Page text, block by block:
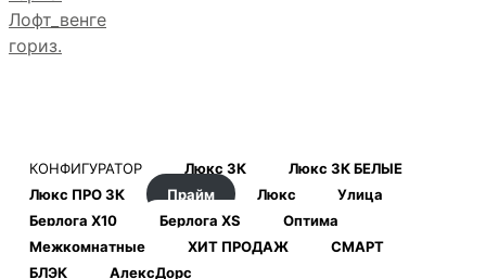
Лофт_венге
гориз.
КОНФИГУРАТОР Люкс 3К
Люкс 3К БЕЛЫЕ
Люкс ПРО 3К
Прайм Люкс
Улица
Берлога Х10
Берлога XS
Оптима
Межкомнатные
ХИТ ПРОДАЖ
СМАРТ
БЛЭК
АлексДорс